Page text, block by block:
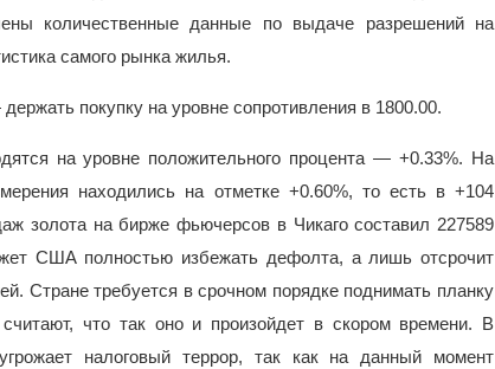
количественные данные по выдаче разрешений на
самого рынка жилья.
покупку на уровне сопротивления в 1800.00.
на уровне положительного процента — +0.33%. На
находились на отметке +0.60%, то есть в +104
золота на бирже фьючерсов в Чикаго составил 227589
США полностью избежать дефолта, а лишь отсрочит
Стране требуется в срочном порядке поднимать планку
считают, что так оно и произойдет в скором времени. В
налоговый террор, так как на данный момент